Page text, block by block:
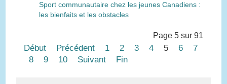
Sport communautaire chez les jeunes Canadiens :
les bienfaits et les obstacles
Page 5 sur 91
Début Précédent 1 2 3 4 5 6
7
8
9 10 Suivant Fin